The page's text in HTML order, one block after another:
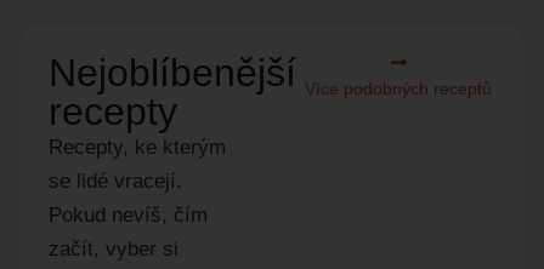
Nejoblíbenější
recepty
Recepty, ke kterým
se lidé vracejí.
Pokud nevíš, čím
začít, vyber si
Více podobných receptů